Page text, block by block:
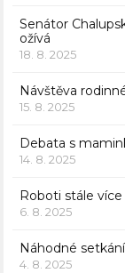
Senátor
ožívá
18. 8. 2025
Návštěva
15. 8. 2025
Debata s
14. 8. 2025
Roboti stále
6. 8. 2025
Náhodné
4. 8. 2025